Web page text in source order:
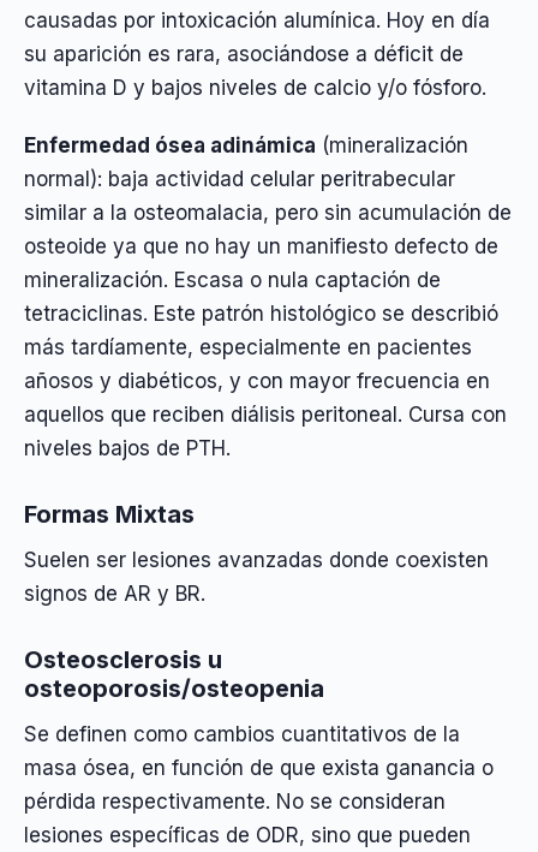
causadas por intoxicación alumínica. Hoy en día
su aparición es rara, asociándose a déficit de
vitamina D y bajos niveles de calcio y/o fósforo.
Enfermedad ósea adinámica (mineralización
normal): baja actividad celular peritrabecular
similar a la osteomalacia, pero sin acumulación de
osteoide ya que no hay un manifiesto defecto de
mineralización. Escasa o nula captación de
tetraciclinas. Este patrón histológico se describió
más tardíamente, especialmente en pacientes
añosos y diabéticos, y con mayor frecuencia en
aquellos que reciben diálisis peritoneal. Cursa con
niveles bajos de PTH.
Formas Mixtas
Suelen ser lesiones avanzadas donde coexisten
signos de AR y BR.
Osteosclerosis u
osteoporosis/osteopenia
Se definen como cambios cuantitativos de la
masa ósea, en función de que exista ganancia o
pérdida respectivamente. No se consideran
lesiones específicas de ODR, sino que pueden